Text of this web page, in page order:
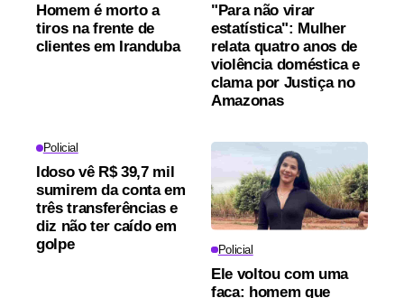
Homem é morto a
tiros na frente de
clientes em Iranduba
"Para não virar
estatística": Mulher
relata quatro anos de
violência doméstica e
clama por Justiça no
Amazonas
Policial
Idoso vê R$ 39,7 mil
sumirem da conta em
três transferências e
diz não ter caído em
golpe
Policial
Ele voltou com uma
faca: homem que